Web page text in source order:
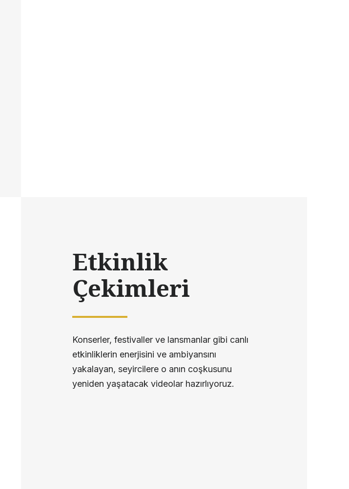
Etkinlik
Çekimleri
Konserler, festivaller ve lansmanlar gibi canlı
etkinliklerin enerjisini ve ambiyansını
yakalayan, seyircilere o anın coşkusunu
yeniden yaşatacak videolar hazırlıyoruz.